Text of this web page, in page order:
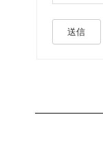
送信